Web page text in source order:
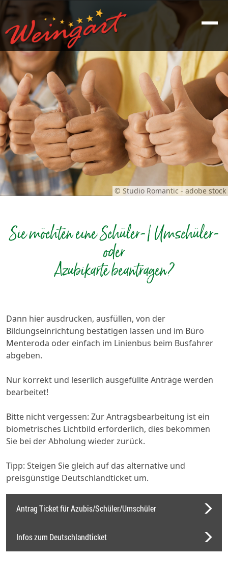
© Studio Romantic - adobe stock
Sie möchten eine Schüler-/ Umschüler-
oder
Azubikarte beantragen?
Dann hier ausdrucken, ausfüllen, von der
Bildungseinrichtung bestätigen lassen und im Büro
Menteroda oder einfach im Linienbus beim Busfahrer
abgeben.
Nur korrekt und leserlich ausgefüllte Anträge werden
bearbeitet!
Bitte nicht vergessen: Zur Antragsbearbeitung ist ein
biometrisches Lichtbild erforderlich, dies bekommen
Sie bei der Abholung wieder zurück.
Tipp: Steigen Sie gleich auf das alternative und
preisgünstige Deutschlandticket um.
Antrag Ticket für Azubis/Schüler/Umschüler
Infos zum Deutschlandticket